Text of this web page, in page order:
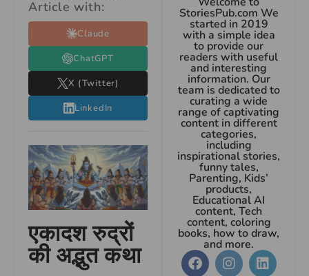
Article with:
Claude
ChatGPT
X (Twitter)
LinkedIn
एकादश रुद्रों
की अद्भुत कथा
StoriesPub.com We
started in 2019
with a simple idea
to provide our
readers with useful
and interesting
information. Our
team is dedicated to
curating a wide
range of captivating
content in different
categories,
including
inspirational stories,
funny tales,
Parenting, Kids’
products,
Educational AI
content, Tech
content, coloring
books, how to draw,
and more.